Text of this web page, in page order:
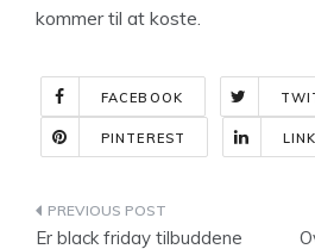
kommer til at koste.
FACEBOOK
PINTEREST
Indlægsnavigation
Er black friday tilbuddene